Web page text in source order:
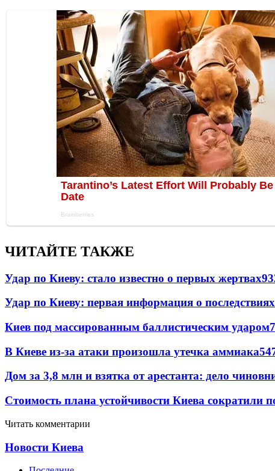
ЧИТАЙТЕ ТАКЖЕ
Удар по Киеву: стало известно о первых жертвах
Удар по Киеву: первая информация о последствиях
Киев под массированным баллистическим ударом
В Киеве из-за атаки произошла утечка аммиака
Дом за 3,8 млн и взятка от арестанта: дело
Стоимость плана устойчивости Киева сократили
Читать комментарии
Новости Киева